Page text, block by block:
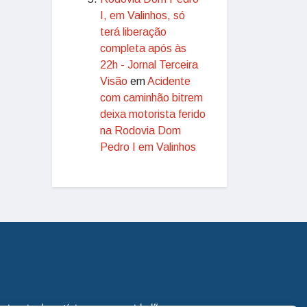
I, em Valinhos, só
terá liberação
completa após às
22h - Jornal Terceira
Visão emAcidente
com caminhão bitrem
deixa motorista ferido
na Rodovia Dom
Pedro I em Valinhos